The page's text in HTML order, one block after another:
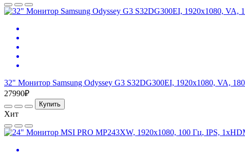
32" Монитор Samsung Odyssey G3 S32DG300EI, 1920x1080, VA,
27990₽
Купить
Хит